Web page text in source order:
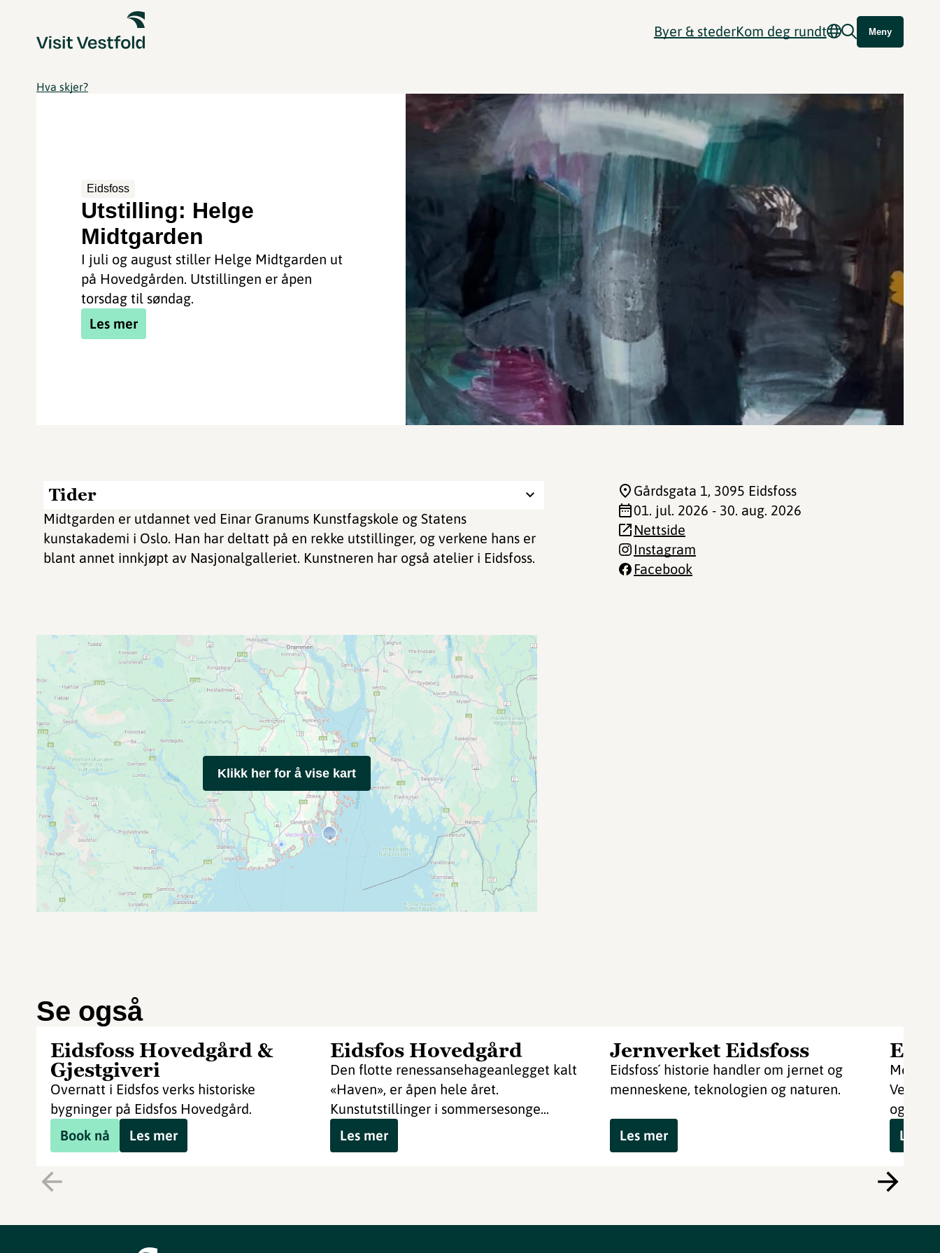
Byer & stederKom deg rundt Meny
Hva skjer?
Eidsfoss
Utstilling: Helge
Midtgarden
I juli og august stiller Helge Midtgarden ut
på Hovedgården. Utstillingen er åpen
torsdag til søndag.
Les mer
Tider
Midtgarden er utdannet ved Einar Granums Kunstfagskole og Statens
kunstakademi i Oslo. Han har deltatt på en rekke utstillinger, og verkene hans er
blant annet innkjøpt av Nasjonalgalleriet. Kunstneren har også atelier i Eidsfoss.
Gårdsgata 1, 3095 Eidsfoss
01. jul. 2026 - 30. aug. 2026
Nettside
Instagram
Facebook
Klikk her for å vise kart
Se også
Eidsfoss Hovedgård &
Gjestgiveri
Overnatt i Eidsfos verks historiske
bygninger på Eidsfos Hovedgård.
Book nå
Les mer
Eidsfos Hovedgård
Den flotte renessansehageanlegget kalt
«Haven», er åpen hele året.
Kunstutstillinger i sommersesonge...
Les mer
Jernverket Eidsfoss
Eidsfoss´ historie handler om jernet og
menneskene, teknologien og naturen.
Les mer
Mellom
og
Les